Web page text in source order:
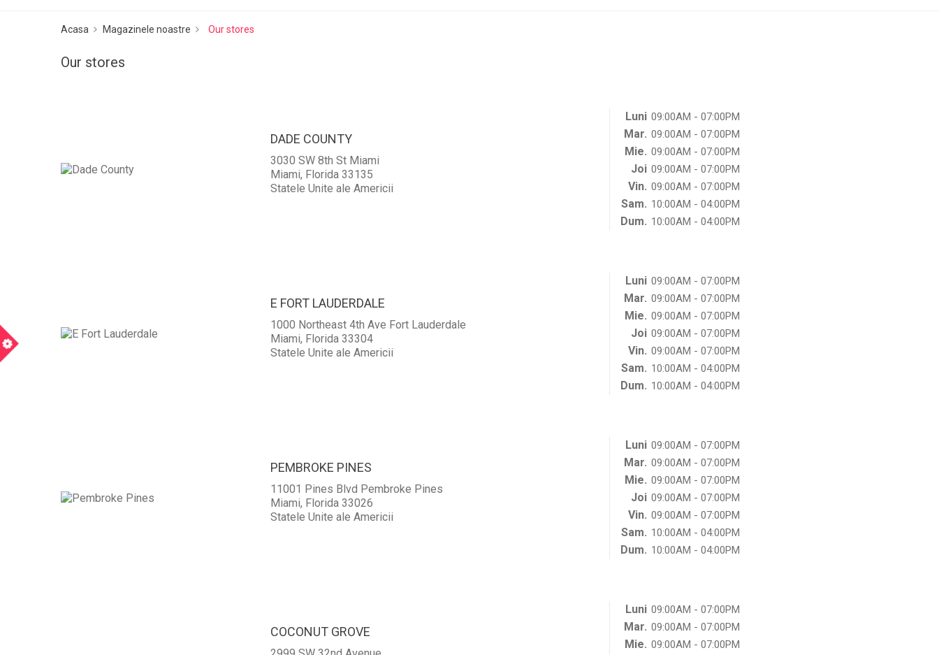
Acasa Magazinele noastre Our stores
Our stores
DADE COUNTY
3030 SW 8th St Miami
Miami, Florida 33135
Statele Unite ale Americii
Luni 09:00AM - 07:00PM
Mar. 09:00AM - 07:00PM
Mie. 09:00AM - 07:00PM
Joi 09:00AM - 07:00PM
Vin. 09:00AM - 07:00PM
Sam. 10:00AM - 04:00PM
Dum. 10:00AM - 04:00PM
E FORT LAUDERDALE
1000 Northeast 4th Ave Fort Lauderdale
Miami, Florida 33304
Statele Unite ale Americii
Luni 09:00AM - 07:00PM
Mar. 09:00AM - 07:00PM
Mie. 09:00AM - 07:00PM
Joi 09:00AM - 07:00PM
Vin. 09:00AM - 07:00PM
Sam. 10:00AM - 04:00PM
Dum. 10:00AM - 04:00PM
PEMBROKE PINES
11001 Pines Blvd Pembroke Pines
Miami, Florida 33026
Statele Unite ale Americii
Luni 09:00AM - 07:00PM
Mar. 09:00AM - 07:00PM
Mie. 09:00AM - 07:00PM
Joi 09:00AM - 07:00PM
Vin. 09:00AM - 07:00PM
Sam. 10:00AM - 04:00PM
Dum. 10:00AM - 04:00PM
COCONUT GROVE
Luni 09:00AM - 07:00PM
Mar. 09:00AM - 07:00PM
Mie. 09:00AM - 07:00PM